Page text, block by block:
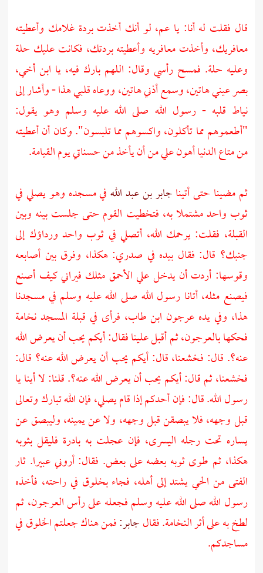
قال فقلت له أنا: يا عم، لو أنك أخذت بردة غلامك وأعطيته
معافريك، وأخذت معافريه وأعطيته بردتك، فكانت عليك حلة
وعليه حلة. فمسح رأسي وقال: اللهم بارك فيه، يا ابن أخي،
بصر عيني هاتين، وسمع أذني هاتين، ووعاه قلبي هذا - وأشار إلى
نياط قلبه - رسول الله صلى الله عليه وسلم وهو يقول:
"أطعموهم مما تأكلون، واكسوهم مما تلبسون". وكان أن أعطيته
من متاع الدنيا أهون علي من أن يأخذ من حسناتي يوم القيامة.
ثم مضينا حتى أتيناجابر بن عبد اللهفي مسجده وهو يصلي في
ثوب واحد مشتملا به، فتخطيت القوم حتى جلست بينه وبين
القبلة، فقلت: يرحمك الله، أتصلي في ثوب واحد ورداؤك إلى
جنبك؟ قال: فقال بيده في صدري: هكذا، وفرق بين أصابعه
وقوسها: أردت أن يدخل علي الأحمق مثلك فيراني كيف أصنع
فيصنع مثله، أتانا رسول الله صلى الله عليه وسلم في مسجدنا
هذا، وفي يده عرجون ابن طاب، فرأى في قبلة المسجد نخامة
فحكها بالعرجون، ثم أقبل علينا فقال: أيكم يحب أن يعرض الله
عنه؟. قال: فخشعنا، قال: أيكم يحب أن يعرض الله عنه؟ قال:
فخشعنا، ثم قال: أيكم يحب أن يعرض الله عنه؟. قلنا: لا أينا يا
رسول الله. قال: فإن أحدكم إذا قام يصلي، فإن الله تبارك وتعالى
قبل وجهه، فلا يبصقن قبل وجهه، ولا عن يمينه، وليبصق عن
يساره تحت رجله اليسرى، فإن عجلت به بادرة فليقل بثوبه
هكذا، ثم طوى ثوبه بعضه على بعض. فقال: أروني عبيرا. ثار
الفتى من الحي يشتد إلى أهله، فجاء بخلوق في راحته، فأخذه
رسول الله صلى الله عليه وسلم فجعله على رأس العرجون، ثم
لطخ به على أثر النخامة. فقالجابر:فمن هناك جعلتم الخلوق في
مساجدكم.